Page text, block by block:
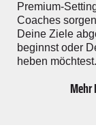
Premium-
Coaches
Deine Ziele
beginnst oder
heben möchtest.